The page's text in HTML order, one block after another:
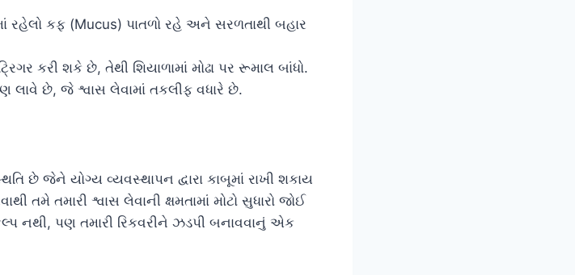
રહેલો કફ (Mucus) પાતળો રહે અને સરળતાથી બહાર
કરી શકે છે, તેથી શિયાળામાં મોઢા પર રૂમાલ બાંધો.
છે, જે શ્વાસ લેવામાં તકલીફ વધારે છે.
છે જેને યોગ્ય વ્યવસ્થાપન દ્વારા કાબૂમાં રાખી શકાય
તમે તમારી શ્વાસ લેવાની ક્ષમતામાં મોટો સુધારો જોઈ
નથી, પણ તમારી રિકવરીને ઝડપી બનાવવાનું એક